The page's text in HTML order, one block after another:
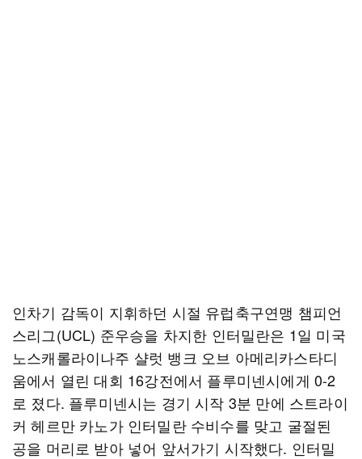
인차기 감독이 지휘하던 시절 유럽축구연맹 챔피언
스리그(UCL) 준우승을 차지한 인터밀란은 1일 미국
노스캐롤라이나주 샬럿 뱅크 오브 아메리카스타디
움에서 열린 대회 16강전에서 플루미넨시에게 0-2
로 졌다. 플루미넨시는 경기 시작 3분 만에 스트라이
커 헤르만 카노가 인터밀란 수비수를 맞고 굴절된
공을 머리로 받아 넣어 앞서가기 시작했다. 인터밀